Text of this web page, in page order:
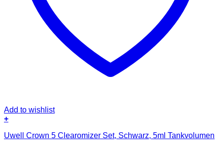
Add to wishlist
+
Uwell Crown 5 Clearomizer Set, Schwarz, 5ml Tankvolumen